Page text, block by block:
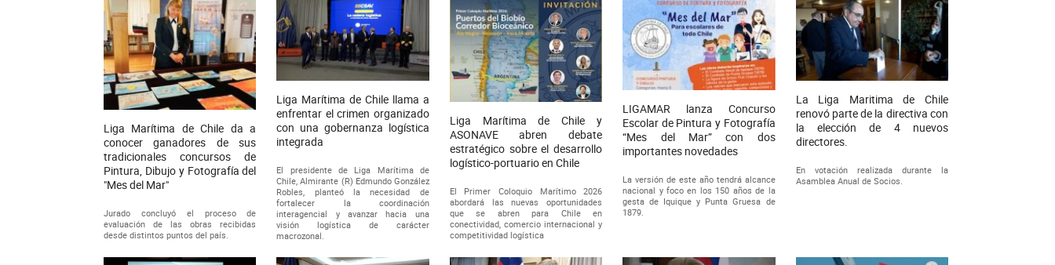
Liga Marítima de Chile da a
conocer ganadores de sus
tradicionales concursos de
Pintura, Dibujo y Fotografía del
"Mes del Mar"
Jurado concluyó el proceso de
evaluación de las obras recibidas
desde distintos puntos del país.
Liga Marítima de Chile llama a
enfrentar el crimen organizado
con una gobernanza logística
integrada
El presidente de Liga Marítima de
Chile, Almirante (R) Edmundo González
Robles, planteó la necesidad de
fortalecer la coordinación
interagencial y avanzar hacia una
visión logística de carácter
macrozonal.
Liga Marítima de Chile y
ASONAVE abren debate
estratégico sobre el desarrollo
logístico-portuario en Chile
El Primer Coloquio Marítimo 2026
abordará las nuevas oportunidades
que se abren para Chile en
conectividad, comercio internacional y
competitividad logística
LIGAMAR lanza Concurso
Escolar de Pintura y Fotografía
“Mes del Mar” con dos
importantes novedades
La versión de este año tendrá alcance
nacional y foco en los 150 años de la
gesta de Iquique y Punta Gruesa de
1879.
La Liga Maritima de Chile
renovó parte de la directiva con
la elección de 4 nuevos
directores.
En votación realizada durante la
Asamblea Anual de Socios.